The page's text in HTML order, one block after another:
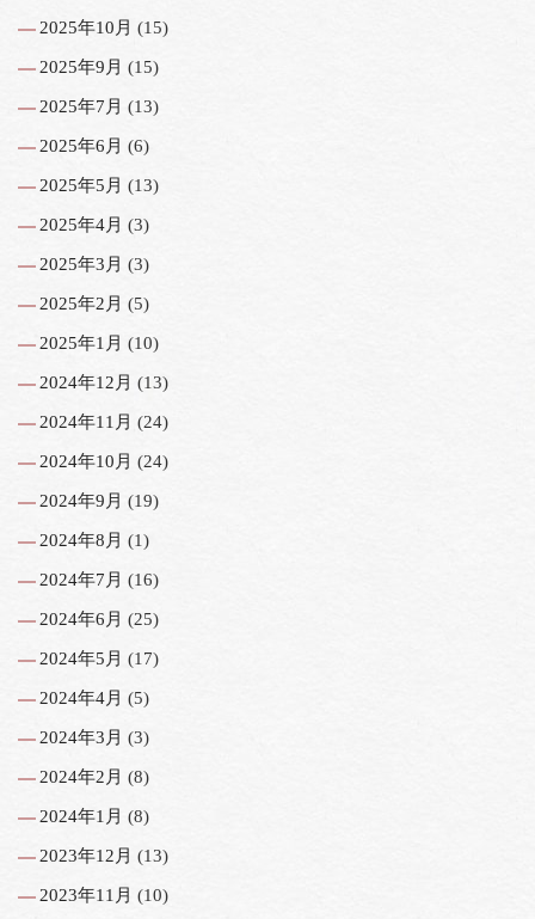
2025年10月 (15)
2025年9月 (15)
2025年7月 (13)
2025年6月 (6)
2025年5月 (13)
2025年4月 (3)
2025年3月 (3)
2025年2月 (5)
2025年1月 (10)
2024年12月 (13)
2024年11月 (24)
2024年10月 (24)
2024年9月 (19)
2024年8月 (1)
2024年7月 (16)
2024年6月 (25)
2024年5月 (17)
2024年4月 (5)
2024年3月 (3)
2024年2月 (8)
2024年1月 (8)
2023年12月 (13)
2023年11月 (10)